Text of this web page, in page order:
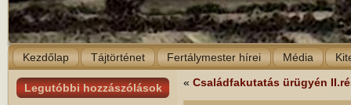
Kezdőlap Tájtörténet Fertálymester hírei Média
Legutóbbi hozzászólások « Családfakutatás ürügyén